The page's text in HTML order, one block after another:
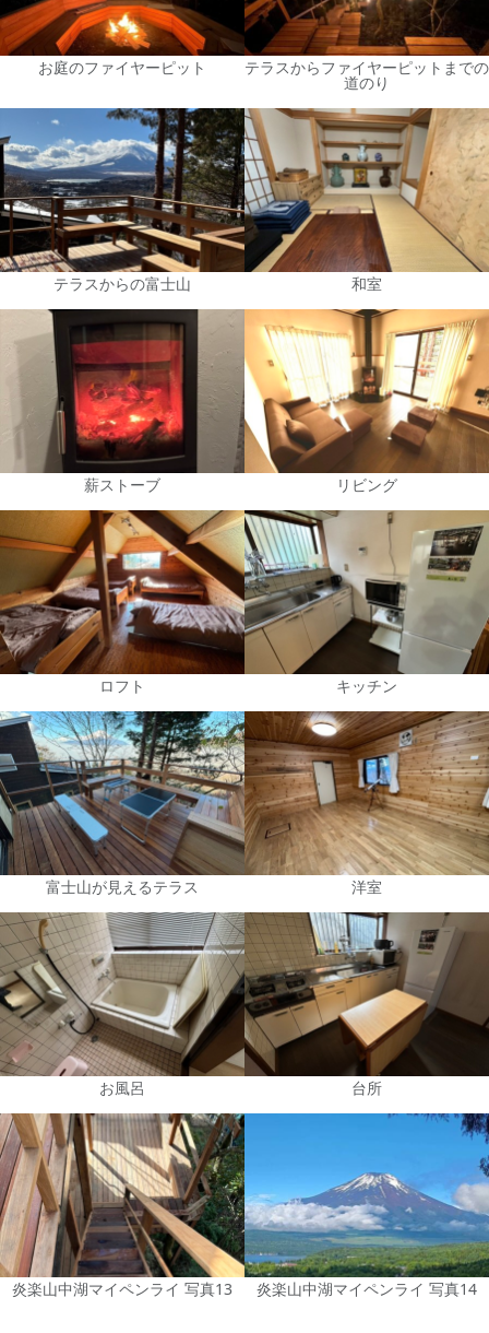
お庭のファイヤーピット テラスからファイヤーピットまでの
道のり
テラスからの富士山 和室
薪ストーブ リビング
ロフト キッチン
富士山が見えるテラス 洋室
お風呂 台所
炎楽山中湖マイペンライ 写真13 炎楽山中湖マイペンライ 写真14